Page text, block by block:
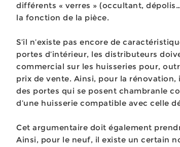
différents « verres » (occultant,
la fonction de la pièce.
S’il n’existe pas encore de
portes d’intérieur, les distributeurs
commercial sur les huisseries pour,
prix de vente. Ainsi, pour la rénovation,
des portes qui se posent chambranle
d’une huisserie compatible avec celle
Cet argumentaire doit également
Ainsi, pour le neuf, il existe un certain